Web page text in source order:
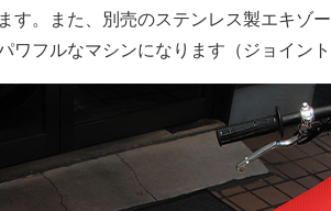
す。また、別売のステンレス製エキゾ
ワフルなマシンになります（ジョイント